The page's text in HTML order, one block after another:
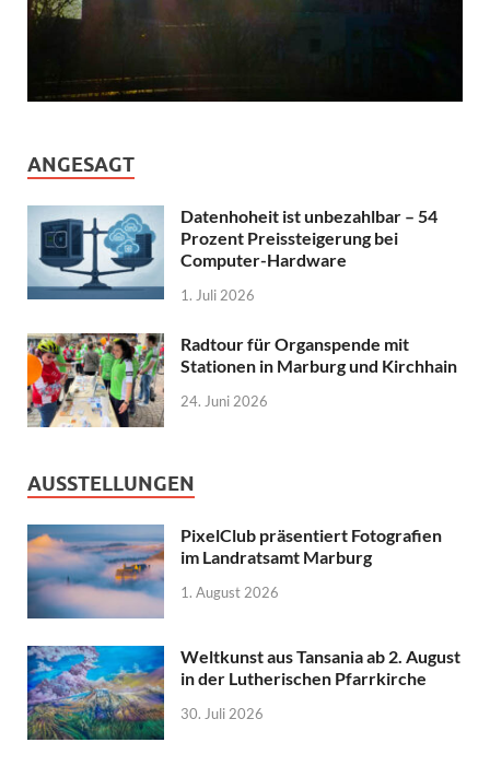
ANGESAGT
Datenhoheit ist unbezahlbar – 54
Prozent Preissteigerung bei
Computer-Hardware
1. Juli 2026
Radtour für Organspende mit
Stationen in Marburg und Kirchhain
24. Juni 2026
AUSSTELLUNGEN
PixelClub präsentiert Fotografien
im Landratsamt Marburg
1. August 2026
Weltkunst aus Tansania ab 2. August
in der Lutherischen Pfarrkirche
30. Juli 2026